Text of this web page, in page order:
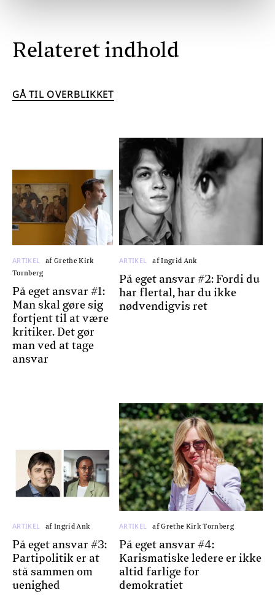
Relateret indhold
GÅ TIL OVERBLIKKET
ARTIKEL
af Grethe Kirk
Tornberg
På eget ansvar #1:
Man skal gøre sig
fortjent til at være
kritiker. Det gør
man ved at tage
ansvar
ARTIKEL af Ingrid Ank
På eget ansvar #2: Fordi du
har flertal, har du ikke
nødvendigvis ret
ARTIKEL af Ingrid Ank
På eget ansvar #3:
Partipolitik er at
stå sammen om
uenighed
ARTIKEL af Grethe Kirk Tornberg
På eget ansvar #4:
Karismatiske ledere er ikke
altid farlige for
demokratiet